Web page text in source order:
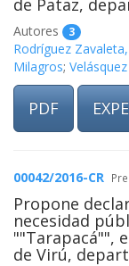
de Pataz,
Autores 3
Rodríguez
Milagros;
PDF
00042/2016-CR
Propone
necesidad
""Tarapacá"",
de Virú,